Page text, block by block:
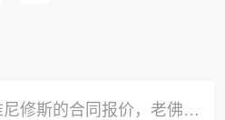
记者：皇马提高了维尼修斯的合同报价，老佛爷不想放他免费离队